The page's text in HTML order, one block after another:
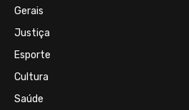
Gerais
Justiça
Esporte
Cultura
Saúde